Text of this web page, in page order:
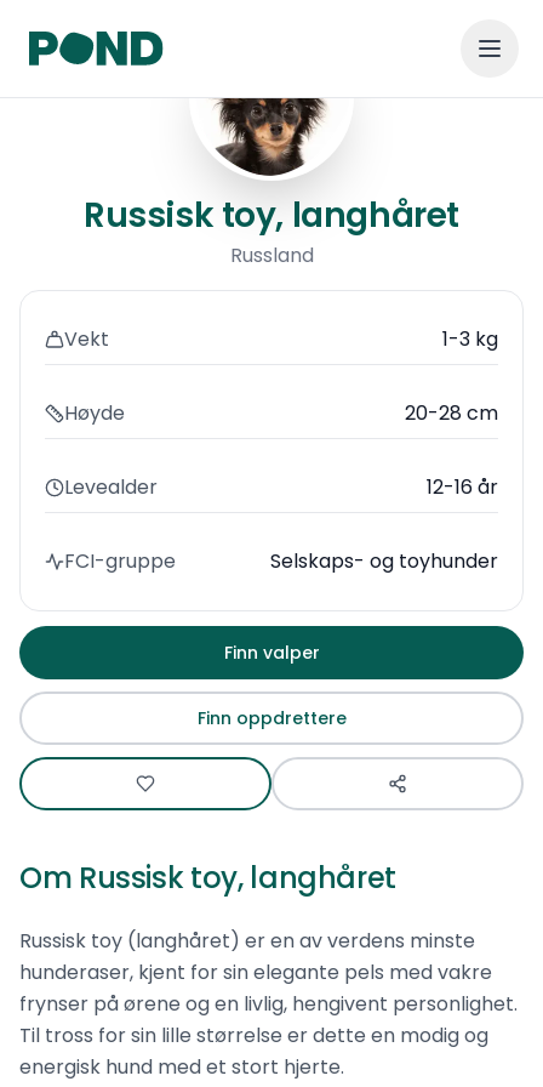
Russisk toy, langhåret
Russisk toy, langhåret
Russland
Vekt 1-3 kg
Høyde 20-28 cm
Levealder 12-16 år
FCI-gruppe Selskaps- og toyhunder
Finn valper
Finn oppdrettere
Om Russisk toy, langhåret
Russisk toy (langhåret) er en av verdens minste
hunderaser, kjent for sin elegante pels med vakre
frynser på ørene og en livlig, hengivent personlighet.
Til tross for sin lille størrelse er dette en modig og
energisk hund med et stort hjerte.